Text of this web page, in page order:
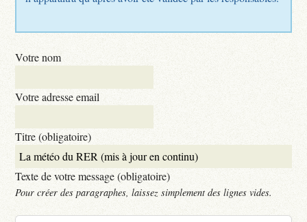
Votre nom
Votre adresse email
Titre (obligatoire)
Texte de votre message (obligatoire)
Pour créer des paragraphes, laissez simplement des lignes vides.